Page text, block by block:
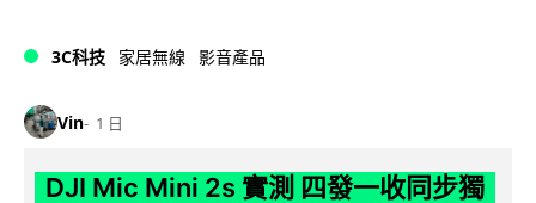
3C科技 家居無線 影音產品
Vin 1 日
DJI Mic Mini 2s 實測 四發一收同步獨